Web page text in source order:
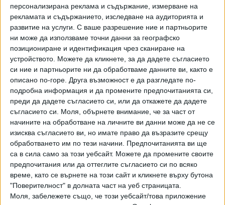
персонализирана реклама и съдържание, измерване на
рекламата и съдържанието, изследване на аудиторията и
развитие на услуги. С ваше разрешение ние и партньорите
ни може да използваме точни данни за географско
позициониране и идентификация чрез сканиране на
устройството. Можете да кликнете, за да дадете съгласието
си ние и партньорите ни да обработваме данните ви, както е
описано по-горе. Друга възможност е да разгледате по-
подробна информация и да промените предпочитанията си,
преди да дадете съгласието си, или да откажете да дадете
съгласието си.
Моля, обърнете внимание, че за част от
начините на обработване на личните ви данни може да не се
изисква съгласието ви, но имате право да възразите срещу
обработването им по тези начини. Предпочитанията ви ще
са в сила само за този уебсайт. Можете да промените своите
предпочитания или да оттеглите съгласието си по всяко
време, като се върнете на този сайт и кликнете върху бутона
"Поверителност" в долната част на уеб страницата.
Моля, забележете също, че този уебсайт/това приложение
6:1, 6:4. Днес съперник на Рафа ще бъде Карен Хачанов
(Рус), а срещу Роджър ще се изправи Хуберт Хуркач
(Пол).
"Тренирал съм с него - коментира Федерер по адрес на
22-годишния поляк. - Той игра с мен на загрявката за
един от мачовете ми в Шанхай. Бе загубил на
"Чалънджър" турнир там и остана, а аз още бях в
"Мастърс" надпреварата. Спомням си, че по време на
тренировката рядко правеше грешки. Всеки път, когато
допускаше грешка, се извиняваше. Той е наистина
приятен човек и изглежда много сладък."
Фазата на 1/4-финалите започна още снощи с двата мача
в горната половина на схемата. Те противопоставиха
Гаел Монфис (Фр) - Доминик Тим (Ав) и Милош Раонич
(Кан) - Миомир Кечманович (Сър).